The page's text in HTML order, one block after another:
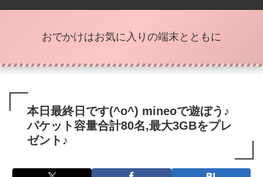
おでかけはお気に入りの端末とともに
本日最終日です(^o^) mineoで遊ぼう♪
パケット容量合計80名,最大3GBをプレ
ゼント♪